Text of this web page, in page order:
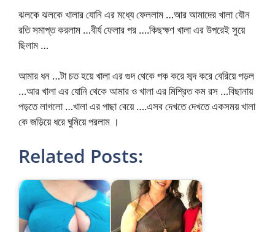
ঝলকে ঝলকে খালার যোনি এর মধ্যে ফেললাম …আর আমাদের খালা যৌন
রতি সমাপ্ত করলাম …বীর্য ফেলার পর ….কিছক্ষণ খালা এর উপরেই সুয়ে
ছিলাম …
আমার ধন …টা চত হয়ে খালা এর গুদ থেকে পক করে সব্দ করে বেরিয়ে পড়ল
…আর খালা এর যোনি থেকে আমার ও খালা এর মিশ্রিত কম রস …বিছানায়
পড়তে লাগলো …খালা এর পাছা বেয়ে ….এসব দেখতে দেখতে একসময় খালা
কে জড়িয়ে ধরে ঘুমিয়ে পরলাম ।
Related Posts: